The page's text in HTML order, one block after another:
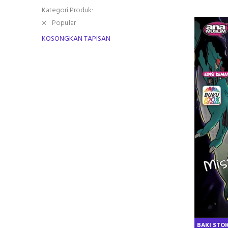
Kategori Produk:
Popular
KOSONGKAN TAPISAN
BAKI